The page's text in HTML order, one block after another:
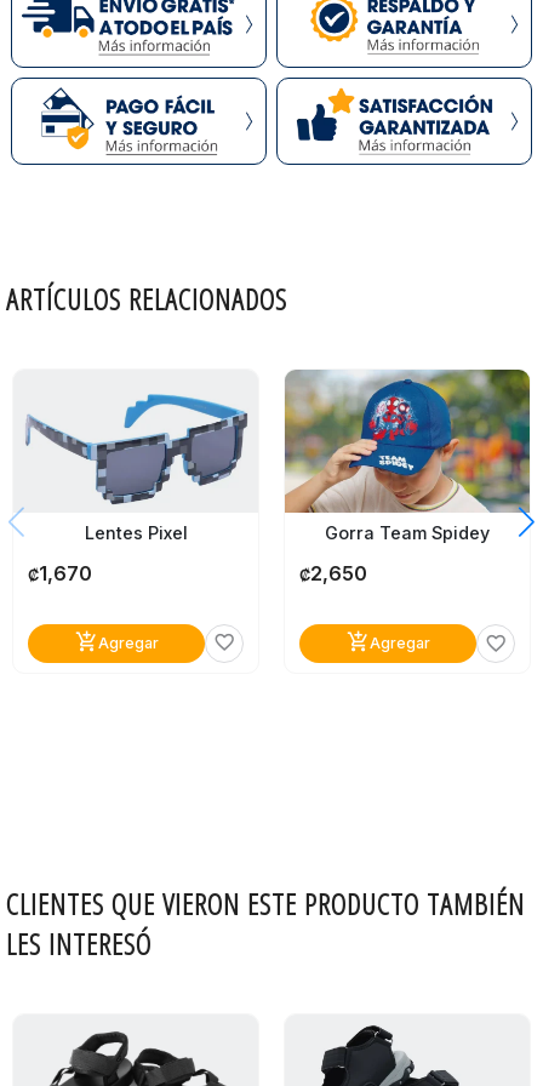
ARTÍCULOS RELACIONADOS
Lentes Pixel
₡1,670
add_shopping_cartAgregar favorite_border
Gorra Team Spidey
₡2,650
add_shopping_cartAgregar favorite_border
CLIENTES QUE VIERON ESTE PRODUCTO TAMBIÉN
LES INTERESÓ